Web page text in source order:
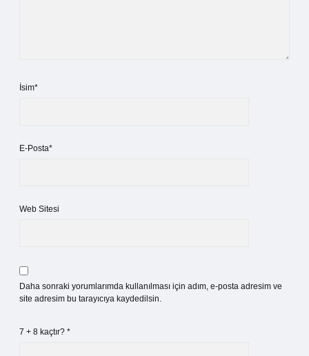
İsim*
E-Posta*
Web Sitesi
Daha sonraki yorumlarımda kullanılması için adım, e-posta adresim ve
site adresim bu tarayıcıya kaydedilsin.
7 + 8 kaçtır? *